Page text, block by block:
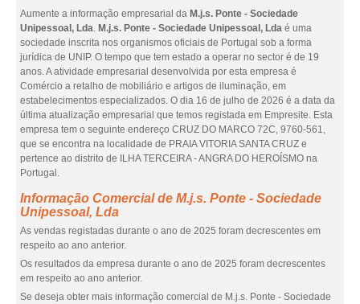
Aumente a informação empresarial da M.j.s. Ponte - Sociedade
Unipessoal, Lda. M.j.s. Ponte - Sociedade Unipessoal, Lda é uma
sociedade inscrita nos organismos oficiais de Portugal sob a forma
jurídica de UNIP. O tempo que tem estado a operar no sector é de 19
anos. A atividade empresarial desenvolvida por esta empresa é
Comércio a retalho de mobiliário e artigos de iluminação, em
estabelecimentos especializados. O dia 16 de julho de 2026 é a data da
última atualização empresarial que temos registada em Empresite. Esta
empresa tem o seguinte endereço CRUZ DO MARCO 72C, 9760-561,
que se encontra na localidade de PRAIA VITORIA SANTA CRUZ e
pertence ao distrito de ILHA TERCEIRA - ANGRA DO HEROÍSMO na
Portugal.
Informação Comercial de M.j.s. Ponte - Sociedade
Unipessoal, Lda
As vendas registadas durante o ano de 2025 foram decrescentes em
respeito ao ano anterior.
Os resultados da empresa durante o ano de 2025 foram decrescentes
em respeito ao ano anterior.
Se deseja obter mais informação comercial de M.j.s. Ponte - Sociedade